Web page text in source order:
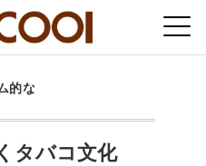
的な
タバコ文化